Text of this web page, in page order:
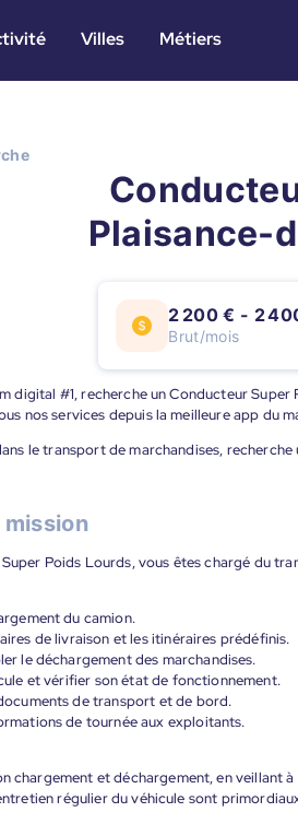
Villes Métiers
Plaisance-
2 200 € - 2
Brut/mois
digital #1, recherche un Conducteur
nos services depuis la meilleure app du
le transport de marchandises,
Poids Lourds, vous êtes chargé du
du camion.
de livraison et les itinéraires prédéfinis.
le déchargement des marchandises.
et vérifier son état de fonctionnement.
de transport et de bord.
de tournée aux exploitants.
chargement et déchargement, en
régulier du véhicule sont